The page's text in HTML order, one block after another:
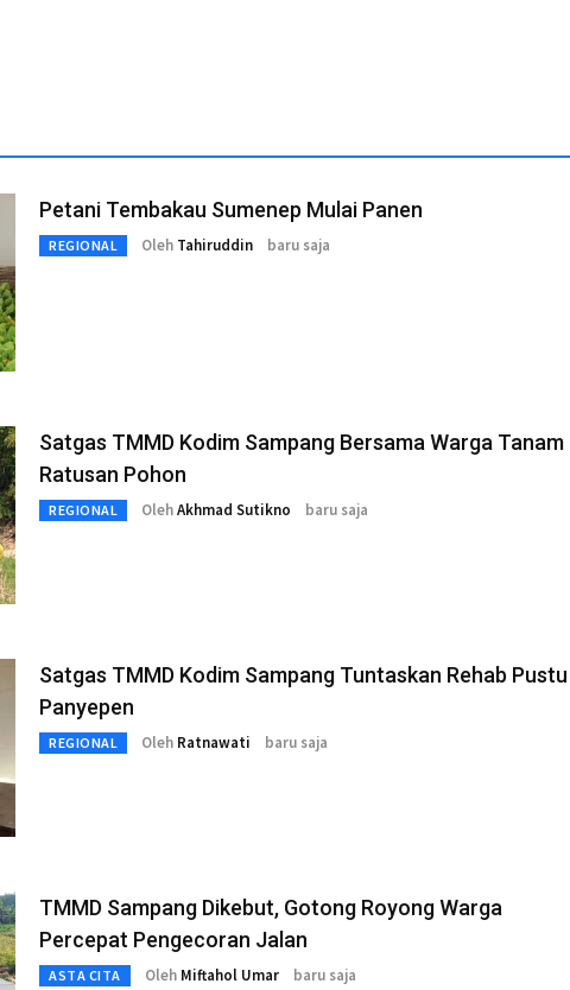
Petani Tembakau Sumenep Mulai Panen
REGIONAL Oleh Tahiruddin baru saja
Satgas TMMD Kodim Sampang Bersama Warga Tanam
Ratusan Pohon
REGIONAL OlehAkhmad Sutikno baru saja
Satgas TMMD Kodim Sampang Tuntaskan Rehab Pustu
Panyepen
REGIONAL Oleh Ratnawati baru saja
TMMD Sampang Dikebut, Gotong Royong Warga
Percepat Pengecoran Jalan
ASTA CITA Oleh Miftahol Umar baru saja